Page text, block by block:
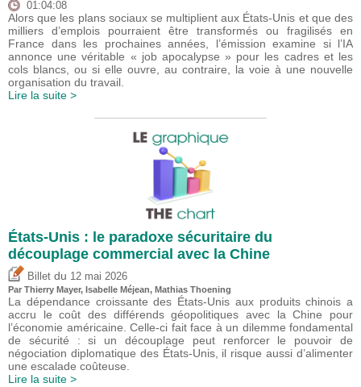
01:04:08
Alors que les plans sociaux se multiplient aux États-Unis et que des
milliers d’emplois pourraient être transformés ou fragilisés en
France dans les prochaines années, l’émission examine si l’IA
annonce une véritable « job apocalypse » pour les cadres et les
cols blancs, ou si elle ouvre, au contraire, la voie à une nouvelle
organisation du travail.
Lire la suite >
États-Unis : le paradoxe sécuritaire du
découplage commercial avec la Chine
Billet du 12 mai 2026
Par Thierry Mayer, Isabelle Méjean, Mathias Thoening
La dépendance croissante des États-Unis aux produits chinois a
accru le coût des différends géopolitiques avec la Chine pour
l’économie américaine. Celle-ci fait face à un dilemme fondamental
de sécurité : si un découplage peut renforcer le pouvoir de
négociation diplomatique des États-Unis, il risque aussi d’alimenter
une escalade coûteuse.
Lire la suite >